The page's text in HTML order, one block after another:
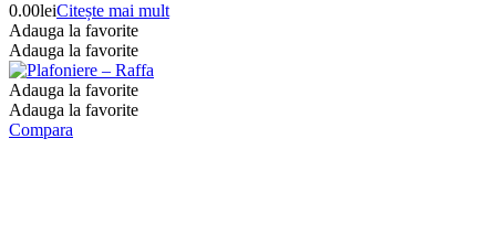
0.00leiCitește mai mult
Adauga la favorite
Adauga la favorite
Adauga la favorite
Adauga la favorite
Compara